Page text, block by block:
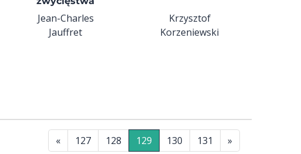
Jean-Charles
Jauffret
Krzysztof
Korzeniewski
« 127 128 129 130 131 »